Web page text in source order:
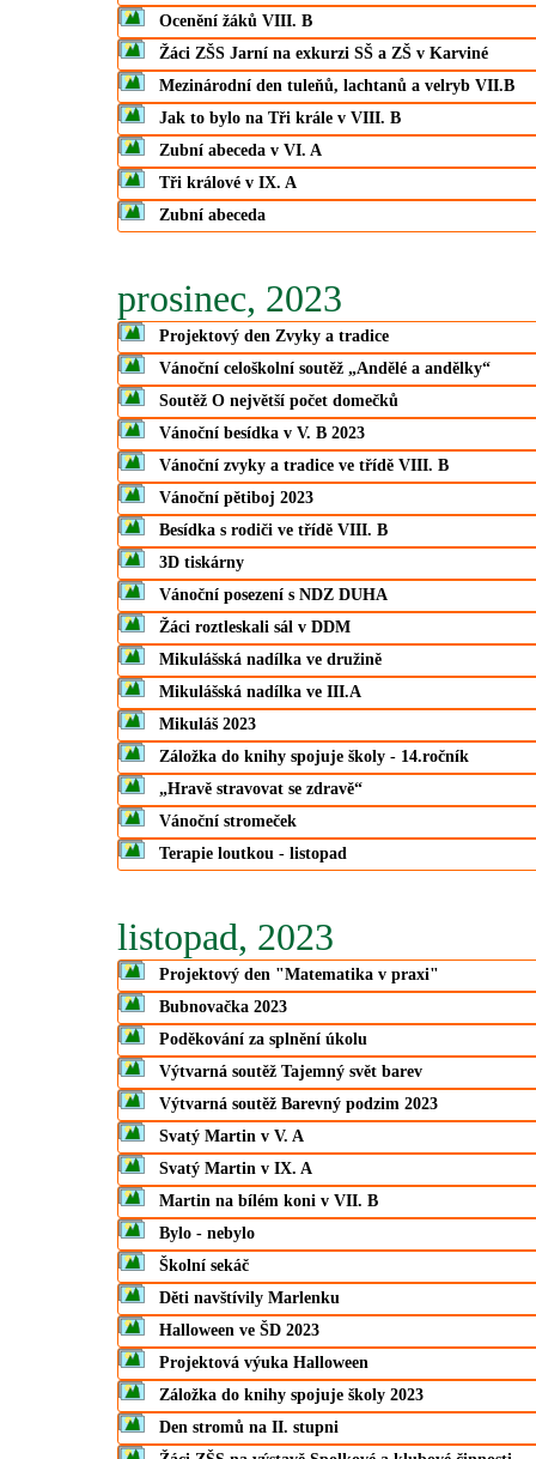
Ocenění žáků VIII. B
Žáci ZŠS Jarní na exkurzi SŠ a ZŠ v Karviné
Mezinárodní den tuleňů, lachtanů a velryb VII.B
Jak to bylo na Tři krále v VIII. B
Zubní abeceda v VI. A
Tři králové v IX. A
Zubní abeceda
prosinec, 2023
Projektový den Zvyky a tradice
Vánoční celoškolní soutěž „Andělé a andělky“
Soutěž O největší počet domečků
Vánoční besídka v V. B 2023
Vánoční zvyky a tradice ve třídě VIII. B
Vánoční pětiboj 2023
Besídka s rodiči ve třídě VIII. B
3D tiskárny
Vánoční posezení s NDZ DUHA
Žáci roztleskali sál v DDM
Mikulášská nadílka ve družině
Mikulášská nadílka ve III.A
Mikuláš 2023
Záložka do knihy spojuje školy - 14.ročník
„Hravě stravovat se zdravě“
Vánoční stromeček
Terapie loutkou - listopad
listopad, 2023
Projektový den "Matematika v praxi"
Bubnovačka 2023
Poděkování za splnění úkolu
Výtvarná soutěž Tajemný svět barev
Výtvarná soutěž Barevný podzim 2023
Svatý Martin v V. A
Svatý Martin v IX. A
Martin na bílém koni v VII. B
Bylo - nebylo
Školní sekáč
Děti navštívily Marlenku
Halloween ve ŠD 2023
Projektová výuka Halloween
Záložka do knihy spojuje školy 2023
Den stromů na II. stupni